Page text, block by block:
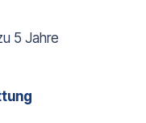
5 Jahre